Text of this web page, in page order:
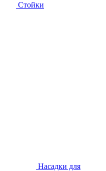
Стойки
Насадки для